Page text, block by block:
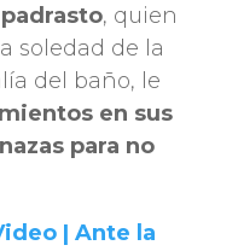
, quien
soledad de la
del baño, le
en sus
para no
| Ante la